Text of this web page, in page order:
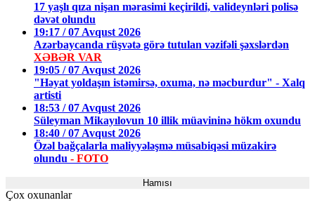
17 yaşlı qıza nişan mərasimi keçirildi, valideynləri polisə
dəvət olundu
19:17 / 07 Avqust 2026
Azərbaycanda rüşvətə görə tutulan vəzifəli şəxslərdən
XƏBƏR VAR
19:05 / 07 Avqust 2026
"Həyat yoldaşın istəmirsə, oxuma, nə məcburdur" - Xalq
artisti
18:53 / 07 Avqust 2026
Süleyman Mikayılovun 10 illik müavininə hökm oxundu
18:40 / 07 Avqust 2026
Özəl bağçalarla maliyyələşmə müsabiqəsi müzakirə
olundu - FOTO
Hamısı
Çox oxunanlar